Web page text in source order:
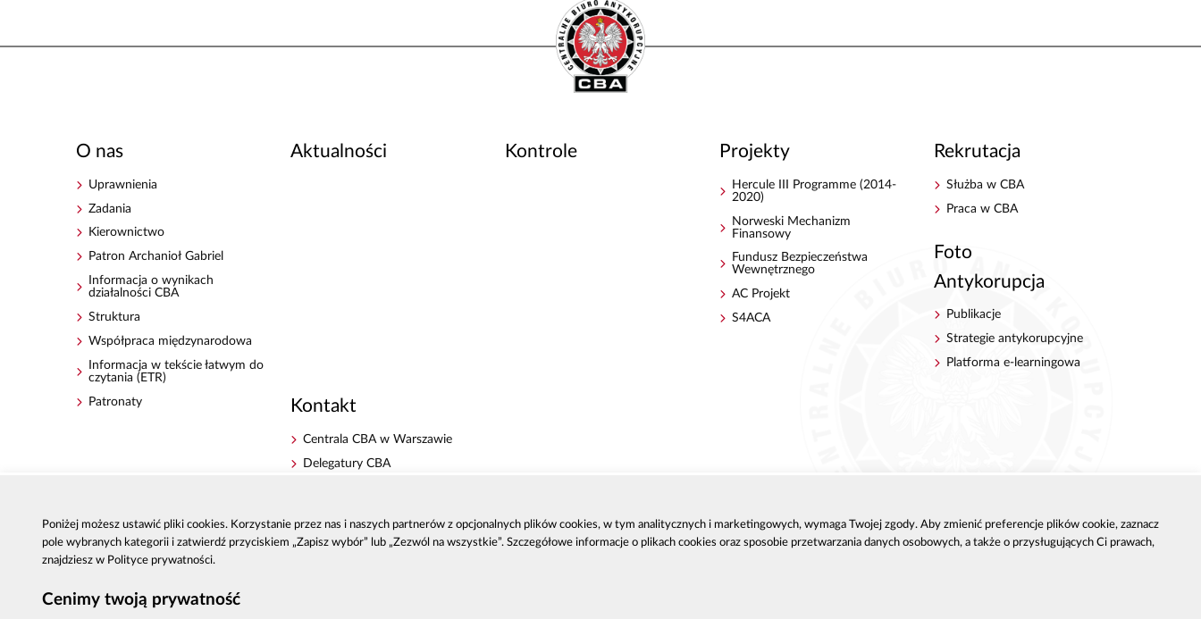
O nas
Uprawnienia
Zadania
Kierownictwo
Patron Archanioł Gabriel
Informacja o wynikach
działalności CBA
Struktura
Współpraca międzynarodowa
Informacja w tekście łatwym do
czytania (ETR)
Patronaty
Aktualności Kontrole Projekty
Hercule III Programme (2014-
2020)
Norweski Mechanizm
Finansowy
Fundusz Bezpieczeństwa
Wewnętrznego
AC Projekt
S4ACA
Rekrutacja
Służba w CBA
Praca w CBA
Foto
Antykorupcja
Publikacje
Strategie antykorupcyjne
Platforma e-learningowa
Kontakt
Centrala CBA w Warszawie
Delegatury CBA
Sygnaliści - zgłoszenia
zewnętrzne
Poniżej możesz ustawić pliki cookies. Korzystanie przez nas i naszych partnerów z opcjonalnych plików cookies, w tym analitycznych i marketingowych, wymaga Twojej zgody. Aby zmienić preferencje plików cookie, zaznacz
pole wybranych kategorii i zatwierdź przyciskiem „Zapisz wybór” lub „Zezwól na wszystkie”. Szczegółowe informacje o plikach cookies oraz sposobie przetwarzania danych osobowych, a także o przysługujących Ci prawach,
znajdziesz w Polityce prywatności.
Cenimy twoją prywatność